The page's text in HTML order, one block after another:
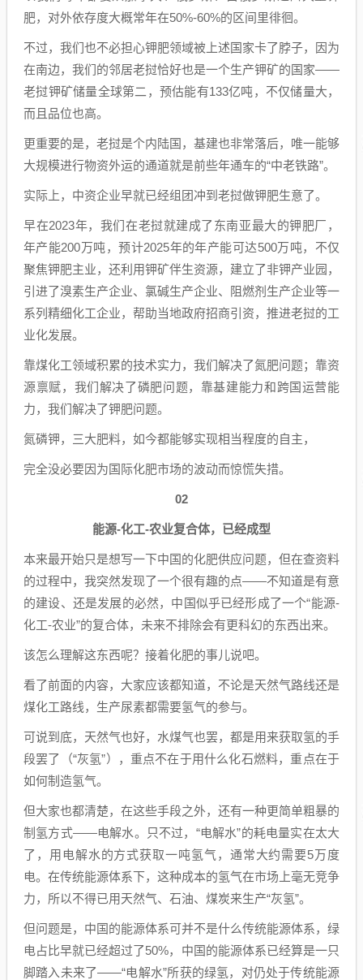
肥，对外依存度大概常年在50%-60%的区间里徘徊。
不过，我们也不必担心钾肥领域被上述国家卡了脖子，因为
在南边，我们的邻居老挝恰好也是一个生产钾矿的国家——
老挝钾矿储量全球第二，预估能有133亿吨，不仅储量大，
而且品位也高。
更重要的是，老挝是个内陆国，基建也非常落后，唯一能够
大规模进行物资外运的通道就是前些年通车的“中老铁路”。
实际上，中资企业早就已经组团冲到老挝做钾肥生意了。
早在2023年，我们在老挝就建成了东南亚最大的钾肥厂，
年产能200万吨，预计2025年的年产能可达500万吨，不仅
聚焦钾肥主业，还利用钾矿伴生资源，建立了非钾产业园，
引进了溴素生产企业、氯碱生产企业、阻燃剂生产企业等一
系列精细化工企业，帮助当地政府招商引资，推进老挝的工
业化发展。
靠煤化工领域积累的技术实力，我们解决了氮肥问题；靠资
源禀赋，我们解决了磷肥问题，靠基建能力和跨国运营能
力，我们解决了钾肥问题。
氮磷钾，三大肥料，如今都能够实现相当程度的自主，
完全没必要因为国际化肥市场的波动而惊慌失措。
02​
能源-化工-农业复合体，已经成型
本来最开始只是想写一下中国的化肥供应问题，但在查资料
的过程中，我突然发现了一个很有趣的点——不知道是有意
的建设、还是发展的必然，中国似乎已经形成了一个“能源-
化工-农业”的复合体，未来不排除会有更科幻的东西出来。
该怎么理解这东西呢？接着化肥的事儿说吧。
看了前面的内容，大家应该都知道，不论是天然气路线还是
煤化工路线，生产尿素都需要氢气的参与。
可说到底，天然气也好，水煤气也罢，都是用来获取氢的手
段罢了（“灰氢”），重点不在于用什么化石燃料，重点在于
如何制造氢气。
但大家也都清楚，在这些手段之外，还有一种更简单粗暴的
制氢方式——电解水。只不过，“电解水”的耗电量实在太大
了，用电解水的方式获取一吨氢气，通常大约需要5万度
电。在传统能源体系下，这种成本的氢气在市场上毫无竞争
力，所以不得已用天然气、石油、煤炭来生产“灰氢”。
但问题是，中国的能源体系可并不是什么传统能源体系，绿
电占比早就已经超过了50%，中国的能源体系已经算是一只
脚踏入未来了——“电解水”所获的绿氢，对仍处于传统能源